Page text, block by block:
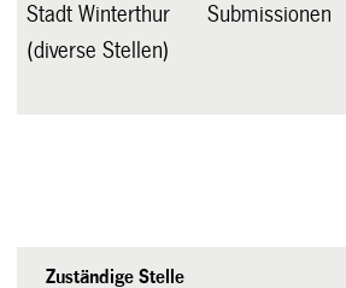
Stadt Winterthur
(diverse Stellen)
Submissionen
Zuständige Stelle